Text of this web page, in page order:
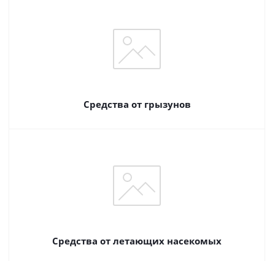
Средства от грызунов
Средства от летающих насекомых